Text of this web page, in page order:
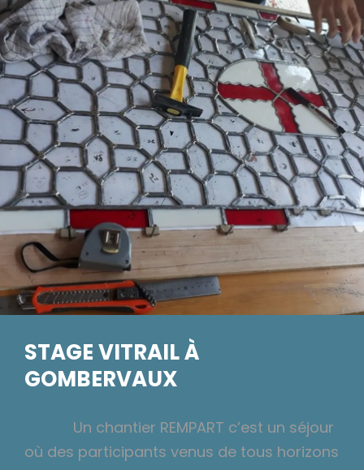
GOMBERVAUX
STAGE VITRAIL À
GOMBERVAUX
Un chantier REMPART c’est un séjour
où des participants venus de tous horizons